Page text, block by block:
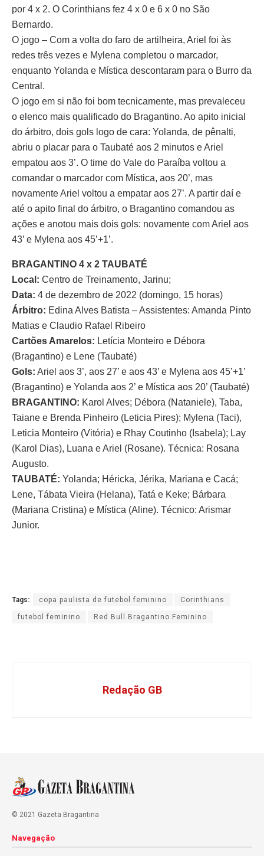
por 4 x 2. O Corinthians fez 4 x 0 e 6 x 0 no São
Bernardo.
O jogo – Com a volta do faro de artilheira, Ariel foi às
redes três vezes e Mylena completou o marcador,
enquanto Yolanda e Mística descontaram para o Burro da
Central.
O jogo em si não foi bom tecnicamente, mas prevaleceu
o elenco mais qualificado do Bragantino. Ao apito inicial
do árbitro, dois gols logo de cara: Yolanda, de pênalti,
abriu o placar para o Taubaté aos 2 minutos e Ariel
empatou aos 3’. O time do Vale do Paraíba voltou a
comandar o marcador com Mística, aos 20’, mas
novamente Ariel voltou a empatar aos 27’. A partir daí e
até o apito final do árbitro, o Bragantino comandou as
ações e anotou mais dois gols: novamente com Ariel aos
43’ e Mylena aos 45’+1’.
BRAGANTINO 4 x 2 TAUBATÉ
Local: Centro de Treinamento, Jarinu;
Data: 4 de dezembro de 2022 (domingo, 15 horas)
Árbitro: Edina Alves Batista – Assistentes: Amanda Pinto
Matias e Claudio Rafael Ribeiro
Cartões Amarelos: Letícia Monteiro e Débora
(Bragantino) e Lene (Taubaté)
Gols: Ariel aos 3’, aos 27’ e aos 43’ e Mylena aos 45’+1’
(Bragantino) e Yolanda aos 2’ e Mística aos 20’ (Taubaté)
BRAGANTINO: Karol Alves; Débora (Nataniele), Taba,
Taiane e Brenda Pinheiro (Leticia Pires); Mylena (Taci),
Leticia Monteiro (Vitória) e Rhay Coutinho (Isabela); Lay
(Karol Dias), Luana e Ariel (Rosane). Técnica: Rosana
Augusto.
TAUBATÉ: Yolanda; Héricka, Jérika, Mariana e Cacá;
Lene, Tábata Vieira (Helana), Tatá e Keke; Bárbara
(Mariana Cristina) e Mística (Aline). Técnico: Arismar
Junior.
Tags: copa paulista de futebol feminino Corinthians
futebol feminino Red Bull Bragantino Feminino
Redação GB
© 2021 Gazeta Bragantina
Navegação